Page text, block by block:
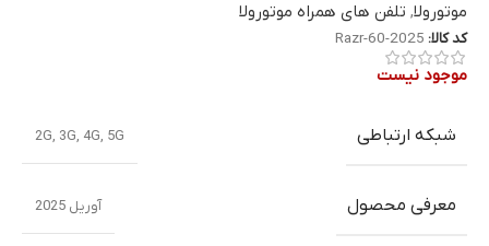
موتورولا, تلفن های همراه موتورولا
کد کالا: Razr-60-2025
موجود نیست
شبکه ارتباطی 2G, 3G, 4G, 5G
معرفی محصول آوریل 2025